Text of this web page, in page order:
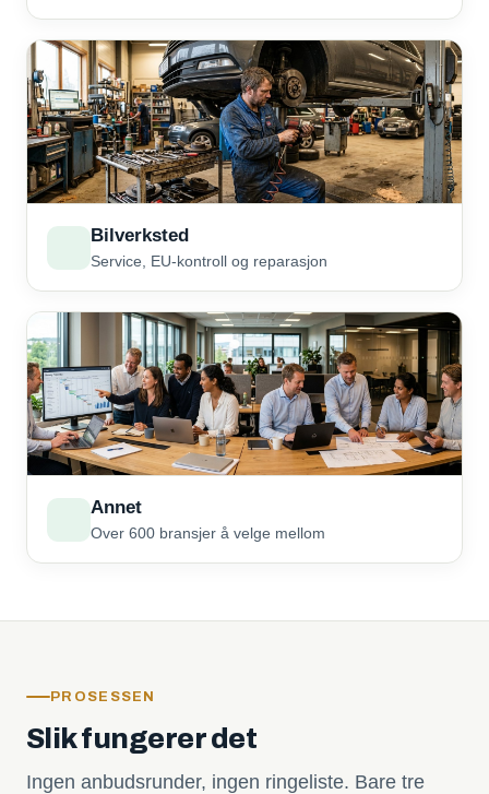
Bilverksted
Service, EU-kontroll og reparasjon
Annet
Over 600 bransjer å velge mellom
PROSESSEN
Slik fungerer det
Ingen anbudsrunder, ingen ringeliste. Bare tre